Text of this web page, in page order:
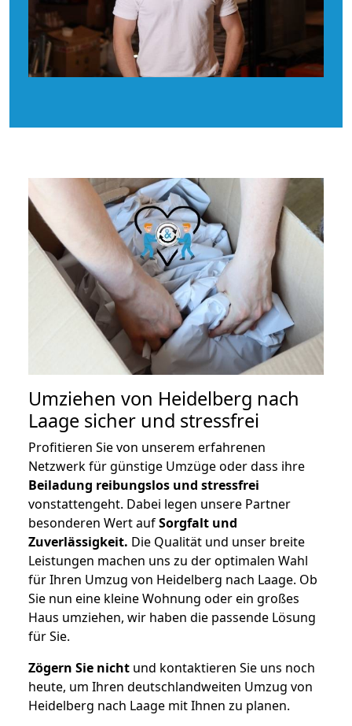
Umziehen von Heidelberg nach
Laage sicher und stressfrei
Profitieren Sie von unserem erfahrenen
Netzwerk für günstige Umzüge oder dass ihre
Beiladung reibungslos und stressfrei
vonstattengeht. Dabei legen unsere Partner
besonderen Wert aufSorgfalt und
Zuverlässigkeit. Die Qualität und unser breite
Leistungen machen uns zu der optimalen Wahl
für Ihren Umzug von Heidelberg nach Laage. Ob
Sie nun eine kleine Wohnung oder ein großes
Haus umziehen, wir haben die passende Lösung
für Sie.
Zögern Sie nicht und kontaktieren Sie uns noch
heute, um Ihren deutschlandweiten Umzug von
Heidelberg nach Laage mit Ihnen zu planen.